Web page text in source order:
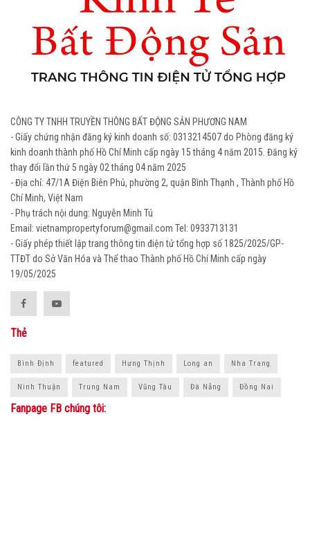
CÔNG TY TNHH TRUYỀN THÔNG BẤT ĐỘNG SẢN PHƯƠNG NAM
- Giấy chứng nhận đăng ký kinh doanh số: 0313214507 do Phòng đăng ký
kinh doanh thành phố Hồ Chí Minh cấp ngày 15 tháng 4 năm 2015. Đăng ký
thay đổi lần thứ 5 ngày 02 tháng 04 năm 2025
- Địa chỉ: 47/1A Điện Biên Phủ, phường 2, quận Bình Thạnh , Thành phố Hồ
Chí Minh, Việt Nam
- Phụ trách nội dung: Nguyễn Minh Tú
Email: vietnampropertyforum@gmail.com Tel: ‭0933713131
- Giấy phép thiết lập trang thông tin điện tử tổng hợp số 1825/2025/GP-
TTĐT do Sở Văn Hóa và Thể thao Thành phố Hồ Chí Minh cấp ngày
19/05/2025
Thẻ
Bình Định featured Hưng Thịnh Long an Nha Trang
Ninh Thuận Trung Nam Vũng Tàu Đà Nẵng Đồng Nai
Fanpage FB chúng tôi: